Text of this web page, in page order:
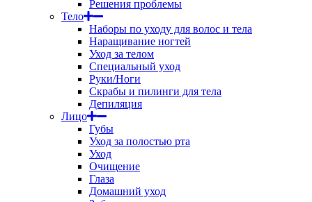
Решения проблемы
Тело
Наборы по уходу для волос и тела
Наращивание ногтей
Уход за телом
Специальный уход
Руки/Ноги
Скрабы и пилинги для тела
Депиляция
Лицо
Губы
Уход за полостью рта
Уход
Очищение
Глаза
Домашний уход